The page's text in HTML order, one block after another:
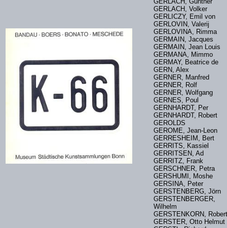
GERLACH, Volker
GERLICZY, Emil von
GERLOVIN, Valerij
GERLOVINA, Rimma
GERMAIN, Jacques
GERMAIN, Jean Louis
GERMANA, Mimmo
GERMAY, Beatrice de
GERN, Alex
GERNER, Manfred
GERNER, Rolf
GERNER, Wolfgang
GERNES, Poul
GERNHARDT, Per
GERNHARDT, Robert
GEROLDS
GEROME, Jean-Leon
GERRESHEIM, Bert
GERRITS, Kassiel
GERRITSEN, Ad
GERRITZ, Frank
GERSCHNER, Petra
GERSHUMI, Moshe
GERSINA, Peter
GERSTENBERG, Jörn
GERSTENBERGER,
Wilhelm
GERSTENKORN,
GERSTER, Otto Helmut